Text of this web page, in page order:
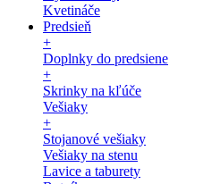
Kvetináče
Predsieň
+
Doplnky do predsiene
+
Skrinky na kľúče
Vešiaky
+
Stojanové vešiaky
Vešiaky na stenu
Lavice a taburety